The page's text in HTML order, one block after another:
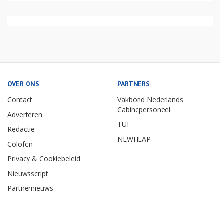
OVER ONS
Contact
Adverteren
Redactie
Colofon
Privacy & Cookiebeleid
Nieuwsscript
Partnernieuws
PARTNERS
Vakbond Nederlands
Cabinepersoneel
TUI
NEWHEAP